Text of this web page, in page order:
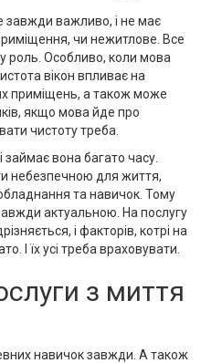
завжди важливо, і не має
чи нежитлове. Все
роль. Особливо, коли мова
вікон впливає на
приміщень, а також може
якщо мова йде про
чистоту треба.
займає вона багато часу.
небезпечною для життя,
та навичок. Тому
актуальною. На послугу
і факторів, котрі на
І їх усі треба враховувати.
з миття
навичок завжди. А також